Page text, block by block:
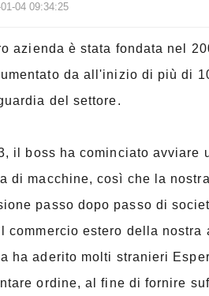
04 09:34:25
azienda è stata fondata nel
da all'inizio di più di
del settore.
il boss ha cominciato
di macchine, così che la
passo dopo passo di
commercio estero della
ha aderito molti stranieri
ordine, al fine di fornire